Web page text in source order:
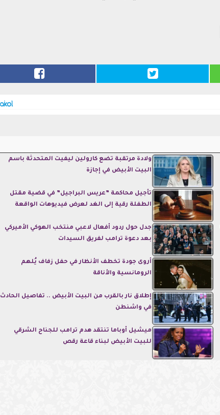
ولادة مرتقبة تضع كارولين ليفيت المتحدثة باسم
البيت الأبيض في إجازة
تأجيل محاكمة ”عريس البراجيل” في قضية مقتل
الطفلة رقية إلى الغد لعرض فيديوهات الواقعة
جدل حول ردود أفعال لاعبي منتخب الهوكي الأميركي
بعد دعوة ترامب لفريق السيدات
أروى جودة تخطف الأنظار في حفل زفاف يُلهم
الرومانسية والأناقة
إطلاق نار بالقرب من البيت الأبيض .. تفاصيل الحادث
في واشنطن
ميشيل أوباما تنتقد هدم ترامب للجناح الشرقي
للبيت الأبيض لبناء قاعة رقص